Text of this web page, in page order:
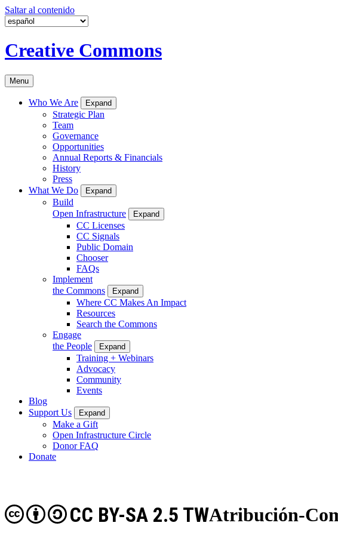
Saltar al contenido
Creative Commons
Menu
Who We Are Expand
Strategic Plan
Team
Governance
Opportunities
Annual Reports & Financials
History
Press
What We Do
Expand
Build
Open Infrastructure
Expand
CC Licenses
CC Signals
Public Domain
Chooser
FAQs
Implement
the Commons
Expand
Where CC Makes An Impact
Resources
Search the Commons
Engage
the People
Expand
Training + Webinars
Advocacy
Community
Events
Blog
Support Us
Expand
Make a Gift
Open Infrastructure Circle
Donor FAQ
Donate
Atribución-
CC BY-SA 2.5 TW